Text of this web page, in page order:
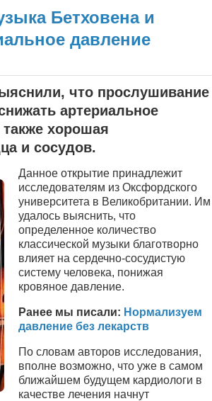
Бетховена и
давление
что прослушивание
артериальное
также хорошая
и сосудов.
Данное открытие принадлежит
исследователям из Оксфордского
университета в Великобритании. Им
удалось выяснить, что
определенное количество
классической музыки благотворно
влияет на сердечно-сосудистую
систему человека, понижая
кровяное давление.
Ранее мы писали: Нормализуем
давление без лекарств
По словам авторов исследования,
вполне возможно, что уже в самом
ближайшем будущем кардиологи в
качестве лечения начнут